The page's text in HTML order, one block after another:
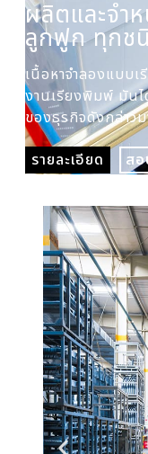
ผลิตและจำ
ลูกฟูก ทุกช
เนื้อหาจำลองแบบ
งานเรียงพิมพ์ มันไ
ของธุรกิจดังกล่าว
รายละเอียด
ส